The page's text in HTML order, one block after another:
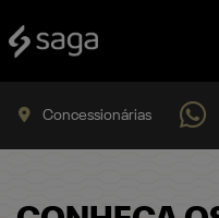
Concessionárias